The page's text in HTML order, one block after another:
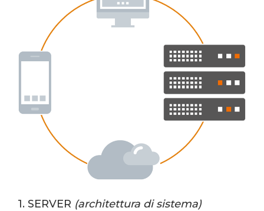
1. SERVER (architettura di sistema)